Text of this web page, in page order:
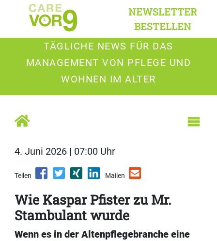
NEWSLETTER
BESTELLEN
TÄGLICHE NEWS FÜR DAS
MANAGEMENT VON PFLEGE UND
WOHNEN IM ALTER
4. Juni 2026 | 07:00 Uhr
Teilen Mailen
Wie Kaspar Pfister zu Mr.
Stambulant wurde
Wenn es in der Altenpflegebranche eine